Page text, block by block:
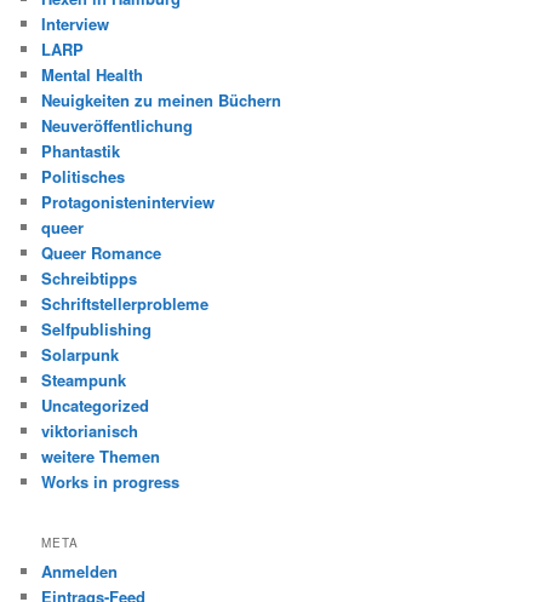
Interview
LARP
Mental Health
Neuigkeiten zu meinen Büchern
Neuveröffentlichung
Phantastik
Politisches
Protagonisteninterview
queer
Queer Romance
Schreibtipps
Schriftstellerprobleme
Selfpublishing
Solarpunk
Steampunk
Uncategorized
viktorianisch
weitere Themen
Works in progress
META
Anmelden
Eintrags-Feed